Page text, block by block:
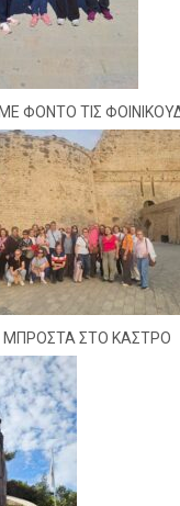
ΦΟΝΤΟ ΤΙΣ
ΜΠΡΟΣΤΑ ΣΤΟ ΚΑΣΤΡΟ